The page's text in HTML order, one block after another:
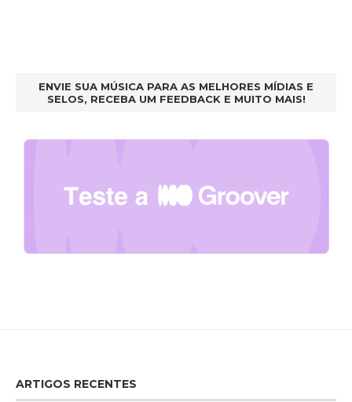
ENVIE SUA MÚSICA PARA AS MELHORES MÍDIAS E
SELOS, RECEBA UM FEEDBACK E MUITO MAIS!
ARTIGOS RECENTES